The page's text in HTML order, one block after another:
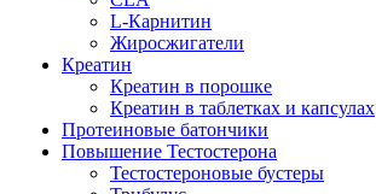
L-Карнитин
Жиросжигатели
Креатин
Креатин в порошке
Креатин в таблетках и капсулах
Протеиновые батончики
Повышение Тестостерона
Тестостероновые бустеры